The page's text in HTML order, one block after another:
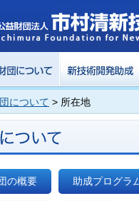
について > 所在地
の概要 助成プログラ